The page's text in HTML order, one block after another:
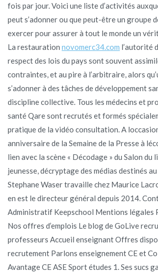
fois par jour. Voici une liste d’activités
peut s’adonner ou que peut-être un groupe
exercer pour assurer à tout le monde un
La restauration novomerc34.com l’autorité
respect des lois du pays sont souvent
contraintes, et au pire à l’arbitraire, alors
s’adonner à des tâches de développement
discipline collective. Tous les médecins et
santé Qare sont recrutés et formés
pratique de la vidéo consultation. A
anniversaire de la Semaine de la Presse à
lien avec la scène « Décodage » du Salon du
jeunesse, décryptage des médias destinés au
Stephane Waser travaille chez Maurice
en est le directeur général depuis 2014.
Administratif Keepschool Mentions légales
Nos offres d’emplois Le blog de GoLive
professeurs Accueil enseignant Offres
recrutement Parlons enseignement CE et
Avantage CE ASE Sport études 1. Ses sucs